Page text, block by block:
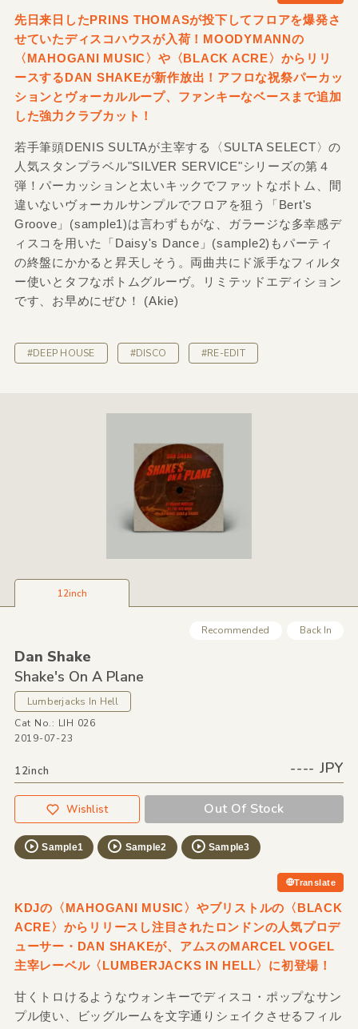
先日来日したPRINS THOMASが投下してフロアを爆発さ
せていたディスコハウスが入荷！MOODYMANNの
〈MAHOGANI MUSIC〉や〈BLACK ACRE〉からリリ
ースするDAN SHAKEが新作放出！アフロな祝祭パーカッ
ションとヴォーカルループ、ファンキーなベースまで追加
した強力クラブカット！
若手筆頭DENIS SULTAが主宰する〈SULTA SELECT〉の
人気スタンプラベル"SILVER SERVICE"シリーズの第４
弾！パーカッションと太いキックでファットなボトム、間
違いないヴォーカルサンプルでフロアを狙う「Bert's
Groove」(sample1)は言わずもがな、ガラージな多幸感デ
ィスコを用いた「Daisy's Dance」(sample2)もパーティ
の終盤にかかると昇天しそう。両曲共にド派手なフィルタ
ー使いとタフなボトムグルーヴ。リミテッドエディション
です、お早めにぜひ！ (Akie)
#DEEP HOUSE #DISCO #RE-EDIT
12inch
Recommended Back In
Dan Shake
Shake's On A Plane
Lumberjacks In Hell
Cat No.: LIH 026
2019-07-23
12inch ---- JPY
Wishlist Out Of Stock
Sample1 Sample2 Sample3
Translate
KDJの〈MAHOGANI MUSIC〉やブリストルの〈BLACK
ACRE〉からリリースし注目されたロンドンの人気プロデ
ューサー・DAN SHAKEが、アムスのMARCEL VOGEL
主宰レーベル〈LUMBERJACKS IN HELL〉に初登場！
甘くトロけるようなウォンキーでディスコ・ポップなサン
プル使い、ビッグルームを文字通りシェイクさせるフィル